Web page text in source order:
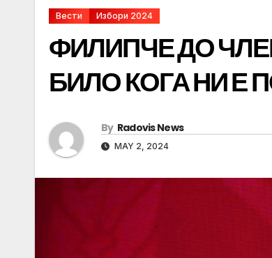
Вести Избори 2024
ФИЛИПЧЕ ДО
БИЛО КОГА НИ Е
By Radovis News
MAY 2, 2024